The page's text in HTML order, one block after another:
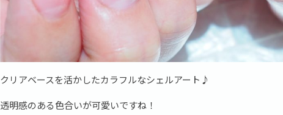
クリアベースを活かしたカラフルなシェルアート♪
透明感のある色合いが可愛いですね！